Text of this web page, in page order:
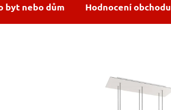
byt nebo dům Hodnocení obchodu